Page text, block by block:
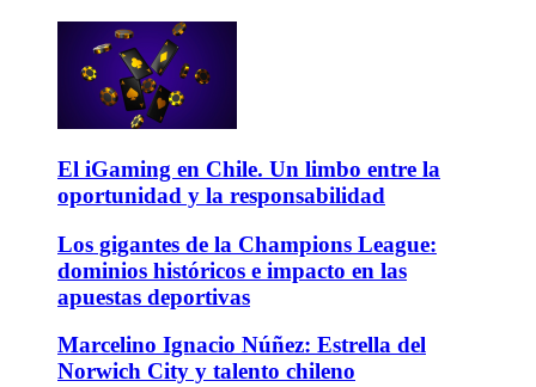
El iGaming en Chile. Un limbo entre la
oportunidad y la responsabilidad
Los gigantes de la Champions League:
dominios históricos e impacto en las
apuestas deportivas
Marcelino Ignacio Núñez: Estrella del
Norwich City y talento chileno